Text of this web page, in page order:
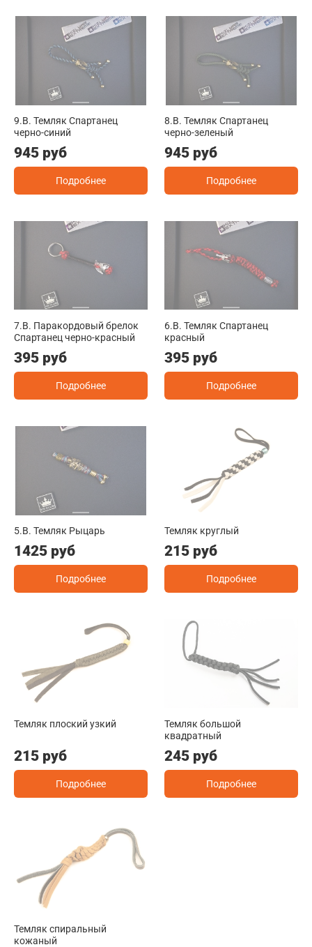
9.B. Темляк Спартанец
черно-синий
945 руб
Подробнее
8.B. Темляк Спартанец
черно-зеленый
945 руб
Подробнее
7.B. Паракордовый брелок
Спартанец черно-красный
395 руб
Подробнее
6.B. Темляк Спартанец
красный
395 руб
Подробнее
5.B. Темляк Рыцарь
1425 руб
Подробнее
Темляк круглый
215 руб
Подробнее
Темляк плоский узкий
215 руб
Подробнее
Темляк большой
квадратный
245 руб
Подробнее
Темляк спиральный
кожаный